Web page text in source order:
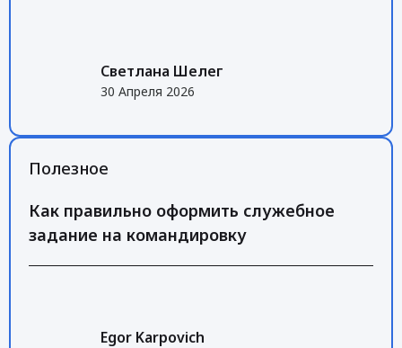
Светлана Шелег
30 Апреля 2026
Полезное
Как правильно оформить служебное
задание на командировку
Egor Karpovich